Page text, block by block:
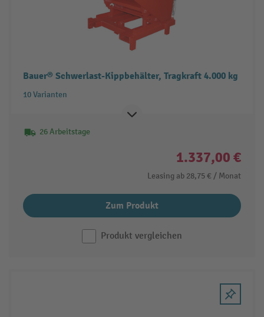
Bauer® Schwerlast-Kippbehälter, Tragkraft 4.000 kg
10 Varianten
26 Arbeitstage
1.337,00 €
Leasing ab 28,75 € / Monat
Zum Produkt
Produkt vergleichen